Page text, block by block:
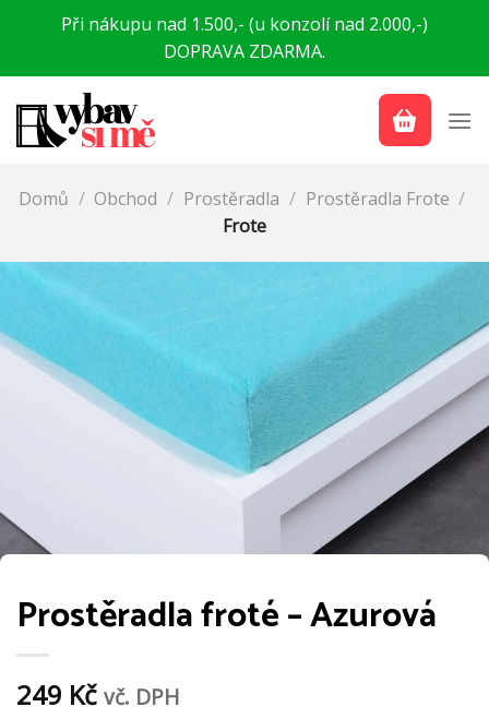
PřeskočitPři nákupu nad 1.500,- (u konzolí nad 2.000,-)
DOPRAVA ZDARMA.
Domů / Obchod / Prostěradla / Prostěradla Frote /
Frote
Prostěradla froté – Azurová
249 Kč vč. DPH